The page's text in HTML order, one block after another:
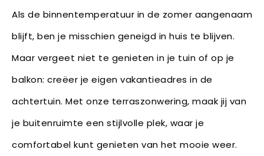
Als de binnentemperatuur in de zomer aangenaam
blijft, ben je misschien geneigd in huis te blijven.
Maar vergeet niet te genieten in je tuin of op je
balkon: creëer je eigen vakantieadres in de
achtertuin. Met onze terraszonwering, maak jij van
je buitenruimte een stijlvolle plek, waar je
comfortabel kunt genieten van het mooie weer.